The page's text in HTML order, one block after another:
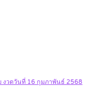
งวดวันที่ 16 กุมภาพันธ์ 2568